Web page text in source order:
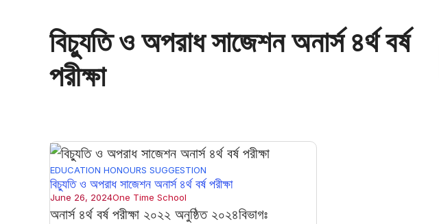
বিচ্যুতি ও অপরাধ সাজেশন অনার্স ৪র্থ বর্ষ
পরীক্ষা
EDUCATION HONOURS SUGGESTION
বিচ্যুতি ও অপরাধ সাজেশন অনার্স ৪র্থ বর্ষ পরীক্ষা
June 26, 2024One Time School
অনার্স ৪র্থ বর্ষ পরীক্ষা ২০২২ অনুষ্ঠিত ২০২৪বিভাগঃ